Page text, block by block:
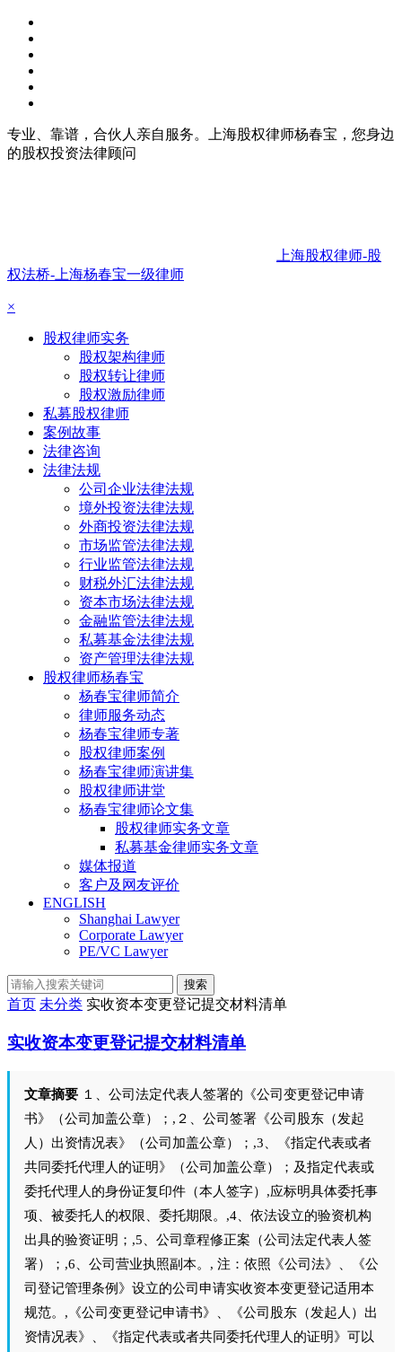
专业、靠谱，合伙人亲自服务。上海股权律师杨春宝，您身边
的股权投资法律顾问
上海股权律师-股
权法桥-上海杨春宝一级律师
×
股权律师实务
股权架构律师
股权转让律师
股权激励律师
私募股权律师
案例故事
法律咨询
法律法规
公司企业法律法规
境外投资法律法规
外商投资法律法规
市场监管法律法规
行业监管法律法规
财税外汇法律法规
资本市场法律法规
金融监管法律法规
私募基金法律法规
资产管理法律法规
股权律师杨春宝
杨春宝律师简介
律师服务动态
杨春宝律师专著
股权律师案例
杨春宝律师演讲集
股权律师讲堂
杨春宝律师论文集
股权律师实务文章
私募基金律师实务文章
媒体报道
客户及网友评价
ENGLISH
Shanghai Lawyer
Corporate Lawyer
PE/VC Lawyer
搜索
首页 未分类 实收资本变更登记提交材料清单
实收资本变更登记提交材料清单
文章摘要 １、公司法定代表人签署的《公司变更登记申请
书》（公司加盖公章）；,２、公司签署《公司股东（发起
人）出资情况表》（公司加盖公章）；,3、《指定代表或者
共同委托代理人的证明》（公司加盖公章）；及指定代表或
委托代理人的身份证复印件（本人签字）,应标明具体委托事
项、被委托人的权限、委托期限。,4、依法设立的验资机构
出具的验资证明；,5、公司章程修正案（公司法定代表人签
署）；,6、公司营业执照副本。, 注：依照《公司法》、《公
司登记管理条例》设立的公司申请实收资本变更登记适用本
规范。,《公司变更登记申请书》、《公司股东（发起人）出
资情况表》、《指定代表或者共同委托代理人的证明》可以